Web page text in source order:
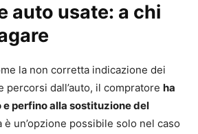
auto usate: a chi
la non corretta indicazione dei
dall’auto, il compratore ha
perfino alla sostituzione del
è un’opzione possibile solo nel caso